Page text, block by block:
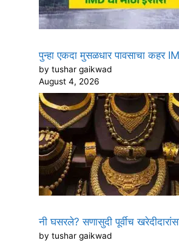
पुन्हा एकदा मुसळधार पावसाचा कहर
by tushar gaikwad
August 4, 2026
नी घसरले? सणासुदी पूर्वीच
by tushar gaikwad